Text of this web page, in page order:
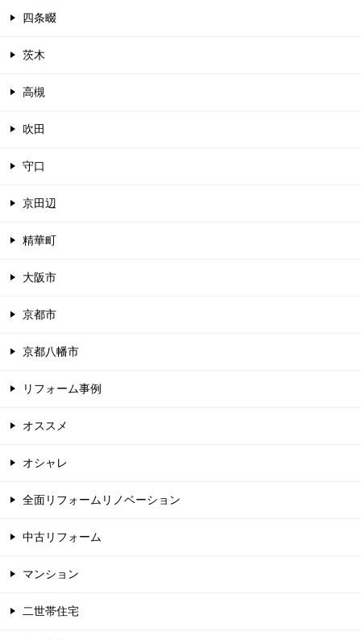
四条畷
茨木
高槻
吹田
守口
京田辺
精華町
大阪市
京都市
京都八幡市
リフォーム事例
オススメ
オシャレ
全面リフォームリノベーション
中古リフォーム
マンション
二世帯住宅